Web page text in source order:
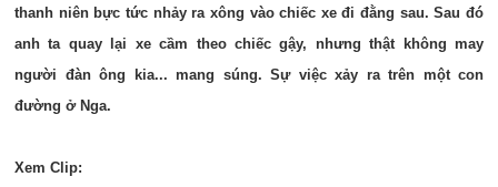
thanh niên bực tức nhảy ra xông vào chiếc xe đi đằng sau. Sau đó
anh ta quay lại xe cầm theo chiếc gậy, nhưng thật không may
người đàn ông kia... mang súng. Sự việc xảy ra trên một con
đường ở Nga.
Xem Clip: